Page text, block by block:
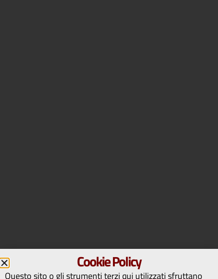
Cookie Policy
Questo sito o gli strumenti terzi qui utilizzati sfruttano